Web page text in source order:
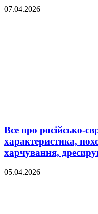
07.04.2026
Все про російсько-
характеристика,
харчування,
05.04.2026